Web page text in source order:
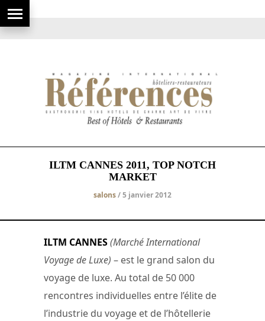
ILTM CANNES 2011, TOP NOTCH
MARKET
salons/ 5 janvier 2012
ILTM CANNES(Marché International
Voyage de Luxe) – est le grand salon du
voyage de luxe. Au total de 50 000
rencontres individuelles entre l’élite de
l’industrie du voyage et de l’hôtellerie